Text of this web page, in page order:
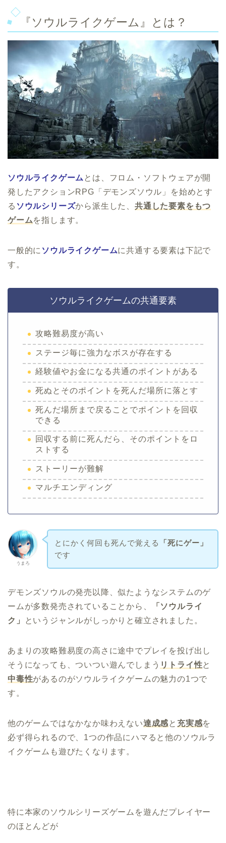
『ソウルライクゲーム』とは？
ソウルライクゲーム とは、フロム・ソフトウェアが開
発したアクションRPG「デモンズソウル」を始めとす
る ソウルシリーズから派生した、共通した要素をもつ
ゲームを指します。
一般的に ソウルライクゲームに共通する要素は下記で
す。
ソウルライクゲームの共通要素
攻略難易度が高い
ステージ毎に強力なボスが存在する
経験値やお金になる共通のポイントがある
死ぬとそのポイントを死んだ場所に落とす
死んだ場所まで戻ることでポイントを回収
できる
回収する前に死んだら、そのポイントをロ
ストする
ストーリーが難解
マルチエンディング
うまろ
とにかく何回も死んで覚える
「死にゲー」
です
デモンズソウルの発売以降、似たようなシステムのゲ
ームが多数発売されていることから、
「ソウルライ
ク」
というジャンルがしっかりと確立されました。
あまりの攻略難易度の高さに途中でプレイを投げ出し
そうになっても、ついつい遊んでしまう リトライ性と
中毒性があるのがソウルライクゲームの魅力の1つで
す。
他のゲームではなかなか味わえない達成感と 充実感を
必ず得られるので、1つの作品にハマると他のソウルラ
イクゲームも遊びたくなります。
特に本家のソウルシリーズゲームを遊んだプレイヤー
のほとんどが